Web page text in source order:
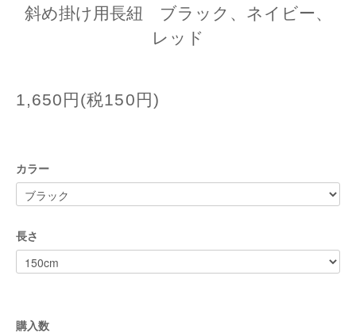
斜め掛け用長紐 ブラック、ネイビー、
レッド
1,650円(税150円)
カラー
長さ
購入数